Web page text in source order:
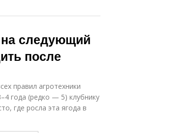
следующий
после
правил агротехники
года (редко — 5) клубнику
где росла эта ягода в